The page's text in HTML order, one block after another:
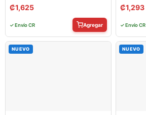
₡1,625
✓ Envío CR Agregar
₡1,293
✓ Envío CR
NUEVO NUEVO